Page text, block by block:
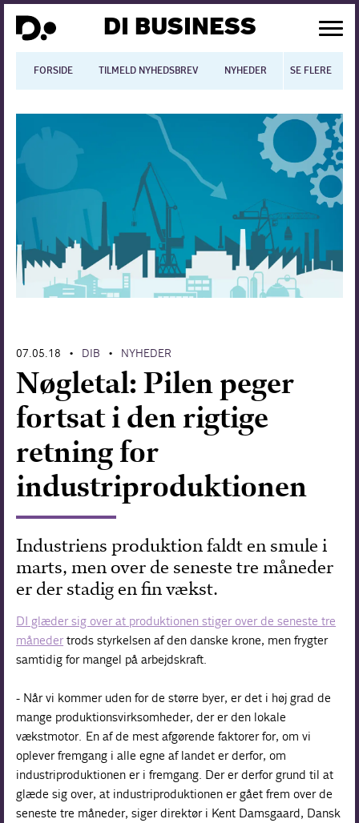
DI BUSINESS
FORSIDE TILMELD NYHEDSBREV NYHEDER BLOGS
SE FLERE
Dansk økonomi
Digitalisering
International økonomi
Arbejdsmiljø
Arbejdsmarkedet
Europapolitik
Forskning
07.05.18 • DIB • NYHEDER
Nøgletal: Pilen peger
fortsat i den rigtige
retning for
industriproduktionen
Industriens produktion faldt en smule i
marts, men over de seneste tre måneder
er der stadig en fin vækst.
DI glæder sig over at produktionen stiger over de seneste tre
månedertrods styrkelsen af den danske krone, men frygter
samtidig for mangel på arbejdskraft
- Når vi kommer uden for de større byer, er det i høj grad de
mange produktionsvirksomheder, der er den lokale
vækstmotor. En af de mest afgørende faktorer for, om vi
oplever fremgang i alle egne af landet er derfor, om
industriproduktionen er i fremgang. Der er derfor grund til at
glæde sig over, at industriproduktionen er gået frem over de
seneste tre måneder, siger direktør i Kent Damsgaard, Dansk